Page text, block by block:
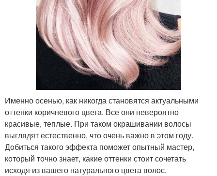
Именно осенью, как никогда становятся актуальными
оттенки коричневого цвета. Все они невероятно
красивые, теплые. При таком окрашивании волосы
выглядят естественно, что очень важно в этом году.
Добиться такого эффекта поможет опытный мастер,
который точно знает, какие оттенки стоит сочетать
исходя из вашего натурального цвета волос.